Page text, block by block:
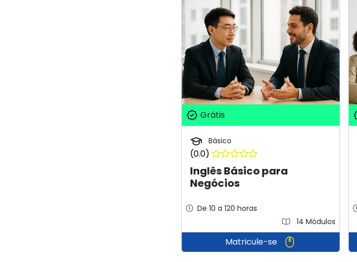
Grátis
Básico
(0.0)
Inglês Básico para
Negócios
De 10 a 120 horas
14 Módulos
Matricule-se